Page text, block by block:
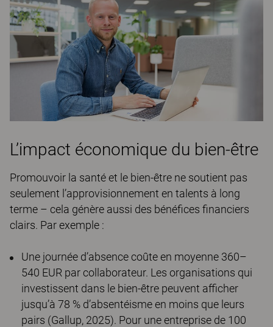
L’impact économique du bien-être
Promouvoir la santé et le bien-être ne soutient pas
seulement l’approvisionnement en talents à long
terme – cela génère aussi des bénéfices financiers
clairs. Par exemple :
Une journée d’absence coûte en moyenne 360–
540 EUR par collaborateur. Les organisations qui
investissent dans le bien-être peuvent afficher
jusqu’à 78 % d’absentéisme en moins que leurs
pairs (Gallup, 2025). Pour une entreprise de 100